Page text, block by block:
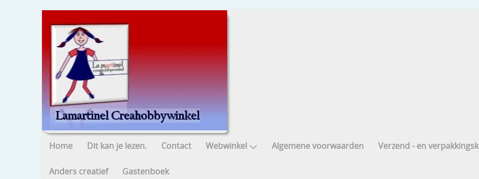
Home Dit kan je lezen. Contact Webwinkel Algemene voorwaarden Verzend - en verpakkingsk
Anders creatief Gastenboek